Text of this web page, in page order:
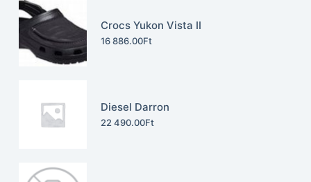
Crocs Yukon Vista II
16 886.00Ft
Diesel Darron
22 490.00Ft